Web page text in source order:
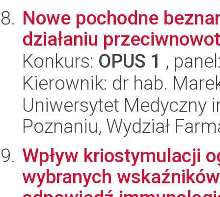
Nowe pochodne
działaniu
Konkurs: OPUS 1 ,
Kierownik: dr hab.
Uniwersytet Medyczny
Poznaniu, Wydział
Wpływ kriostymulacji
wybranych